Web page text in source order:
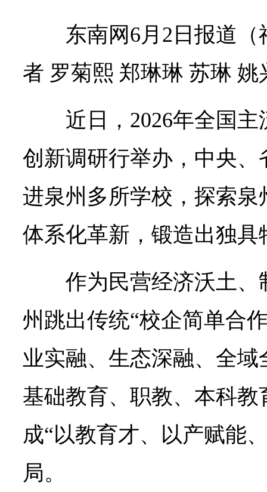
东南网6月2日报道
者 罗菊熙 郑琳琳 苏琳 姚
近日，2026年全国
创新调研行举办，中央、
进泉州多所学校，探索
体系化革新，锻造出独
作为民营经济沃土
州跳出传统“校企简单合
业实融、生态深融、全
基础教育、职教、本科
成“以教育才、以产赋能
局。